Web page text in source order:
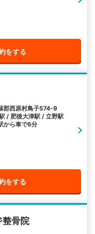
をする
郡西原村鳥子574-9
/ 肥後大津駅 / 立野駅
から車で6分
をする
整骨院